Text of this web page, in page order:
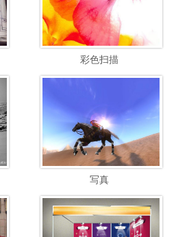
彩色扫描
写真